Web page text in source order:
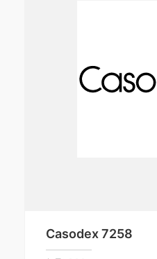
Casodex 7258